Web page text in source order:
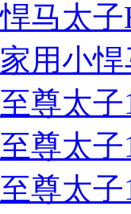
马太子
用小悍
尊太子
尊太子
尊太子